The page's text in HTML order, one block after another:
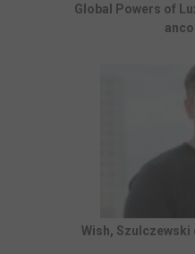
Global Powers of
Wish, Szulczewski